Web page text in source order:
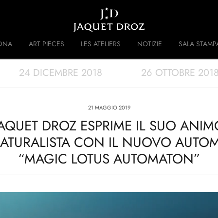
A DISRUPTIVE LEGACY STORIA
ART PIECES LES ATELIERS NOTIZIE SALA
24 DICEMBRE 2018 26 OTTOBRE 2018
21 MAGGIO 2019
DROZ ESPRIME IL SUO
CON IL NUOVO
“MAGIC LOTUS AUTOMATON”